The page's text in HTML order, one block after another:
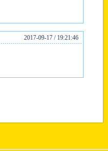
2017-09-17 / 19:21:46